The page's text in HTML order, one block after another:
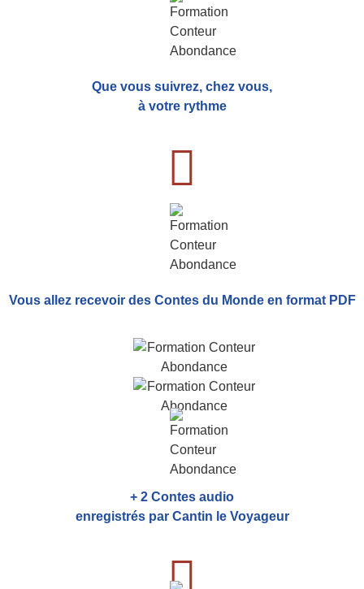
Que vous suivrez, chez vous,
à votre rythme
Vous allez recevoir des Contes du Monde en format PDF
+ 2 Contes audio
enregistrés par Cantin le Voyageur